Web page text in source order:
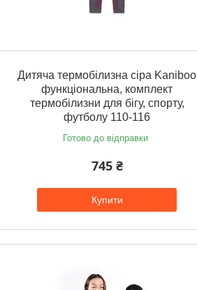
Дитяча термобілизна сіра Kaniboo
функціональна, комплект
термобілизни для бігу, спорту,
футболу 110-116
Готово до відправки
745 ₴
Купити